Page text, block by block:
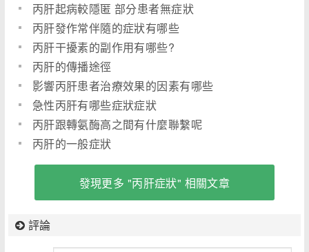
丙肝起病較隱匿 部分患者無症狀
丙肝發作常伴隨的症狀有哪些
丙肝干擾素的副作用有哪些?
丙肝的傳播途徑
影響丙肝患者治療效果的因素有哪些
急性丙肝有哪些症狀症狀
丙肝跟轉氨酶高之間有什麼聯繫呢
丙肝的一般症狀
發現更多 "丙肝症狀" 相關文章
評論